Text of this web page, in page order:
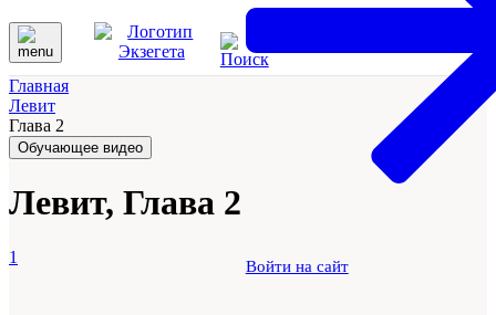
Войти на сайт
Главная
Левит
Глава 2
Обучающее видео
Левит, Глава 2
1